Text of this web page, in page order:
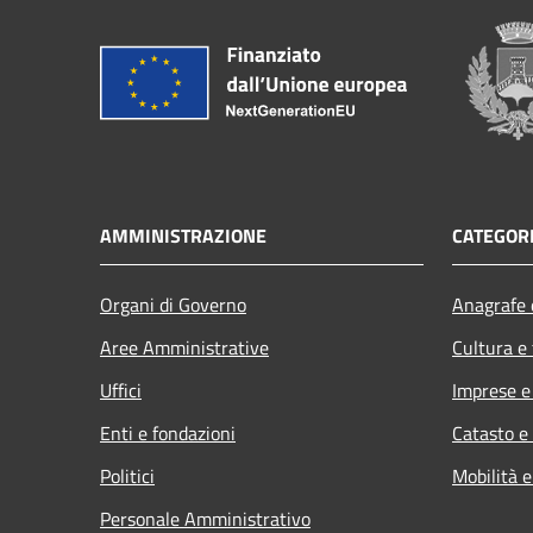
AMMINISTRAZIONE
Organi di Governo
Aree Amministrative
Uffici
Enti e fondazioni
Politici
Personale Amministrativo
Cultura
Imprese
Catasto
Mobilità